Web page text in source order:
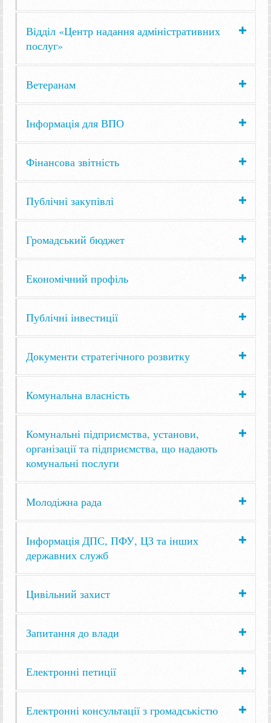
Відділ «Центр надання адміністративних
послуг»
Ветеранам
Інформація для ВПО
Фінансова звітність
Публічні закупівлі
Громадський бюджет
Економічний профіль
Публічні інвестиції
Документи стратегічного розвитку
Комунальна власність
Комунальні підприємства, установи,
організації та підприємства, що надають
комунальні послуги
Молодіжна рада
Інформація ДПС, ПФУ, ЦЗ та інших
державних служб
Цивільний захист
Запитання до влади
Електронні петиції
Електронні консультації з громадськістю